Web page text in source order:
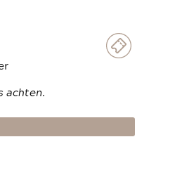
achten.